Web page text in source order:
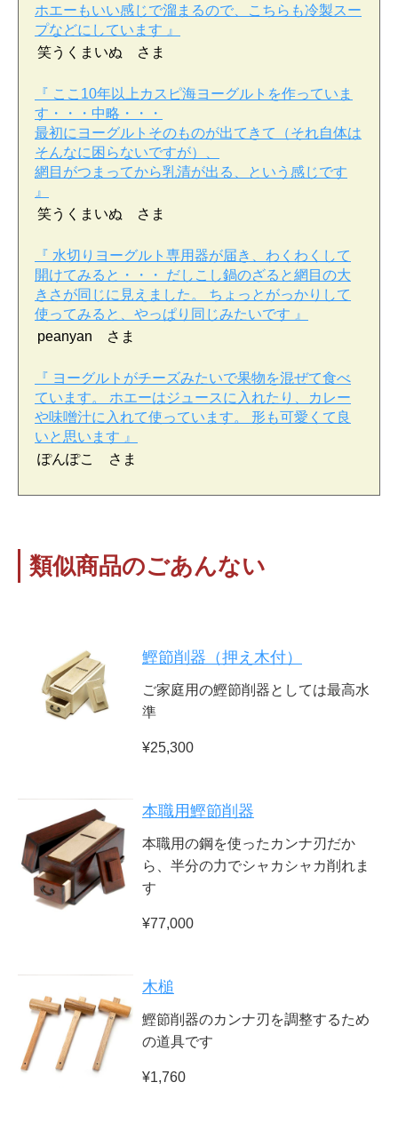
ホエーもいい感じで溜まるので、こちらも冷製スー
プなどにしています 』
笑うくまいぬ さま
『 ここ10年以上カスピ海ヨーグルトを作っていま
す・・・中略・・・
最初にヨーグルトそのものが出てきて（それ自体は
そんなに困らないですが）、
網目がつまってから乳清が出る、という感じです
』
笑うくまいぬ さま
『 水切りヨーグルト専用器が届き、わくわくして
開けてみると・・・ だしこし鍋のざると網目の大
きさが同じに見えました。 ちょっとがっかりして
使ってみると、やっぱり同じみたいです 』
peanyan さま
『 ヨーグルトがチーズみたいで果物を混ぜて食べ
ています。 ホエーはジュースに入れたり、カレー
や味噌汁に入れて使っています。 形も可愛くて良
いと思います 』
ぽんぽこ さま
類似商品のごあんない
鰹節削器（押え木付）
ご家庭用の鰹節削器としては最高水
準
¥25,300
本職用鰹節削器
本職用の鋼を使ったカンナ刃だか
ら、半分の力でシャカシャカ削れま
す
¥77,000
木槌
鰹節削器のカンナ刃を調整するため
の道具です
¥1,760